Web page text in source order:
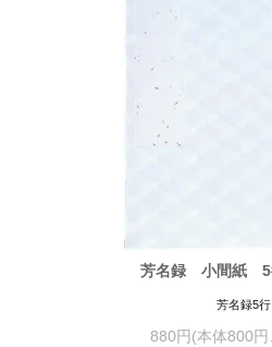
芳名録 小間紙 5
芳名録5行
880円(本体800